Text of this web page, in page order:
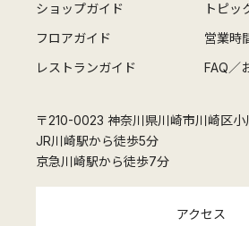
ショップガイド
トピッ
フロアガイド
営業時
レストランガイド
FAQ／
〒210-0023 神奈川県川崎市川崎区小
JR川崎駅から徒歩5分
京急川崎駅から徒歩7分
アクセス